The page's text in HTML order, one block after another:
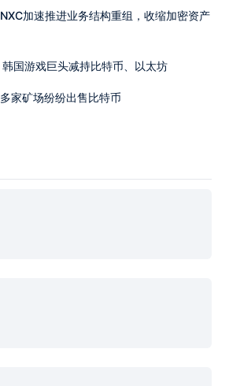
NXC加速推进业务结构重组，收缩加密资产
韩国游戏巨头减持比特币、以太坊
多家矿场纷纷出售比特币